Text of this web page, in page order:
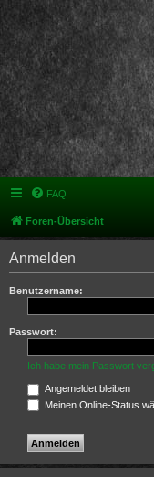
FAQ
Foren-Übersicht
Anmelden
Benutzername:
Passwort:
Ich habe mein Passwort
Angemeldet bleiben
Meinen Online-Status